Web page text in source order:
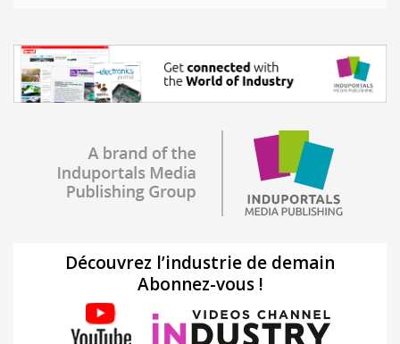
Découvrez l’industrie de demain
Abonnez-vous !